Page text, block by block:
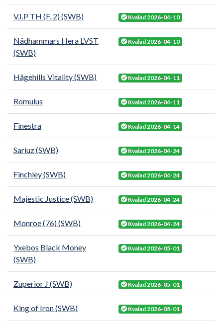
V.I.P TH (F. 2) (SWB) Kvalad 2026-04-10
Nådhammars Hera LVST
(SWB)
Kvalad 2026-04-10
Hågehills Vitality (SWB) Kvalad 2026-04-11
Romulus Kvalad 2026-04-11
Finestra Kvalad 2026-04-14
Sariuz (SWB) Kvalad 2026-04-24
Finchley (SWB) Kvalad 2026-04-24
Majestic Justice (SWB) Kvalad 2026-04-24
Monroe (76) (SWB) Kvalad 2026-04-24
Yxebos Black Money
(SWB)
Kvalad 2026-05-01
Zuperior J (SWB) Kvalad 2026-05-01
King of Iron (SWB) Kvalad 2026-05-01